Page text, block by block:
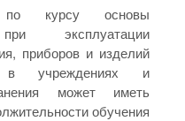
по курсу основы
при эксплуатации
приборов и изделий
в учреждениях и
может иметь
обучения